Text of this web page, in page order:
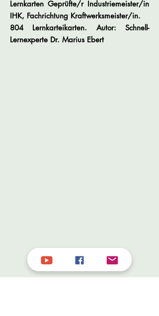
Lernkarten Geprüfte/r Industriemeister/in
IHK, Fachrichtung Kraftwerksmeister/in.
804 Lernkarteikarten. Autor: Schnell-
Lernexperte Dr. Marius Ebert